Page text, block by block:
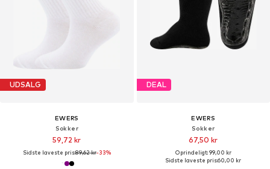
UDSALG
EWERS
Sokker
59,72 kr
Sidste laveste pris:89,62 kr-33%
DEAL
EWERS
Sokker
67,50 kr
Oprindeligt: 99,00 kr
Sidste laveste pris:60,00 kr